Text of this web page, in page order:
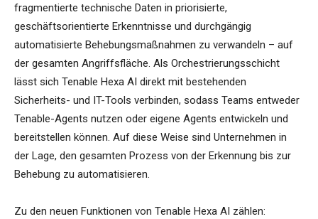
fragmentierte technische Daten in priorisierte,
geschäftsorientierte Erkenntnisse und durchgängig
automatisierte Behebungsmaßnahmen zu verwandeln – auf
der gesamten Angriffsfläche. Als Orchestrierungsschicht
lässt sich Tenable Hexa AI direkt mit bestehenden
Sicherheits- und IT-Tools verbinden, sodass Teams entweder
Tenable-Agents nutzen oder eigene Agents entwickeln und
bereitstellen können. Auf diese Weise sind Unternehmen in
der Lage, den gesamten Prozess von der Erkennung bis zur
Behebung zu automatisieren.
Zu den neuen Funktionen von Tenable Hexa AI zählen: